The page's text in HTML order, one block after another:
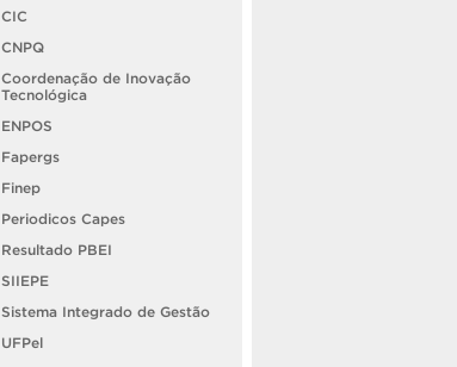
CIC
CNPQ
Coordenação de Inovação
Tecnológica
ENPOS
Fapergs
Finep
Periodicos Capes
Resultado PBEI
SIIEPE
Sistema Integrado de Gestão
UFPel